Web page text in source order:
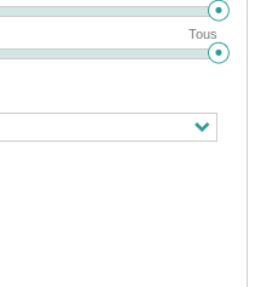
Tous